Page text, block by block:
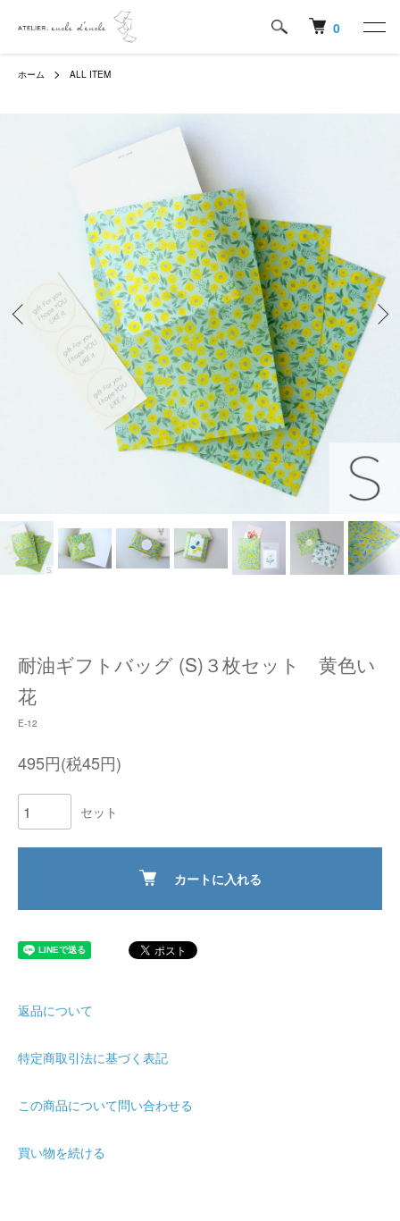
0
ホーム ALL ITEM
耐油ギフトバッグ (S)３枚セット 黄色い
花
E-12
495円(税45円)
セット
カートに入れる
返品について
特定商取引法に基づく表記
この商品について問い合わせる
買い物を続ける